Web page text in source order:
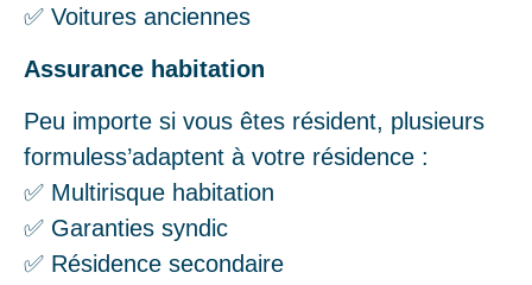
✅ Voitures anciennes
Assurance habitation
Peu importe si vous êtes résident, plusieurs
formuless’adaptent à votre résidence :
✅ Multirisque habitation
✅ Garanties syndic
✅ Résidence secondaire